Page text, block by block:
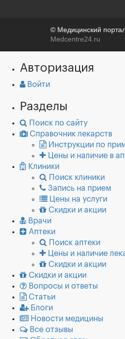
© Медицинский
Medcentre24.ru
Авторизация
Войти
Разделы
Поиск по сайту
Справочник лекарств
Инструкции по
Цены и наличие в
Клиники
Поиск клиники
Запись на прием
Цены на услуги
Скидки и акции
Врачи
Аптеки
Поиск аптеки
Цены и наличие
Скидки и акции
Скидки и акции
Вопросы и ответы
Статьи
Блоги
Новости медицины
Все отзывы